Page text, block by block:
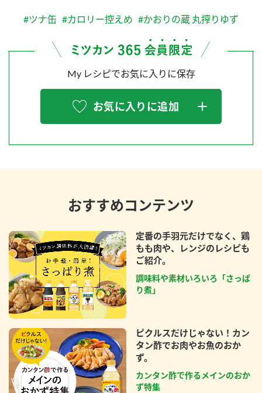
#ツナ缶 #カロリー控えめ #かおりの蔵 丸搾りゆず
My レシピでお気に入りに保存
お気に入りに追加
おすすめコンテンツ
定番の手羽元だけでなく、鶏
もも肉や、レンジのレシピも
ご紹介。
調味料や素材いろいろ「さっぱ
り煮」
ピクルスだけじゃない！カン
タン酢でお肉やお魚のおか
ず。
カンタン酢で作るメインのおか
ず特集